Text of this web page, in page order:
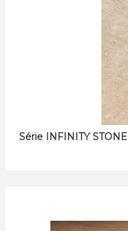
Série INFINITY STONE